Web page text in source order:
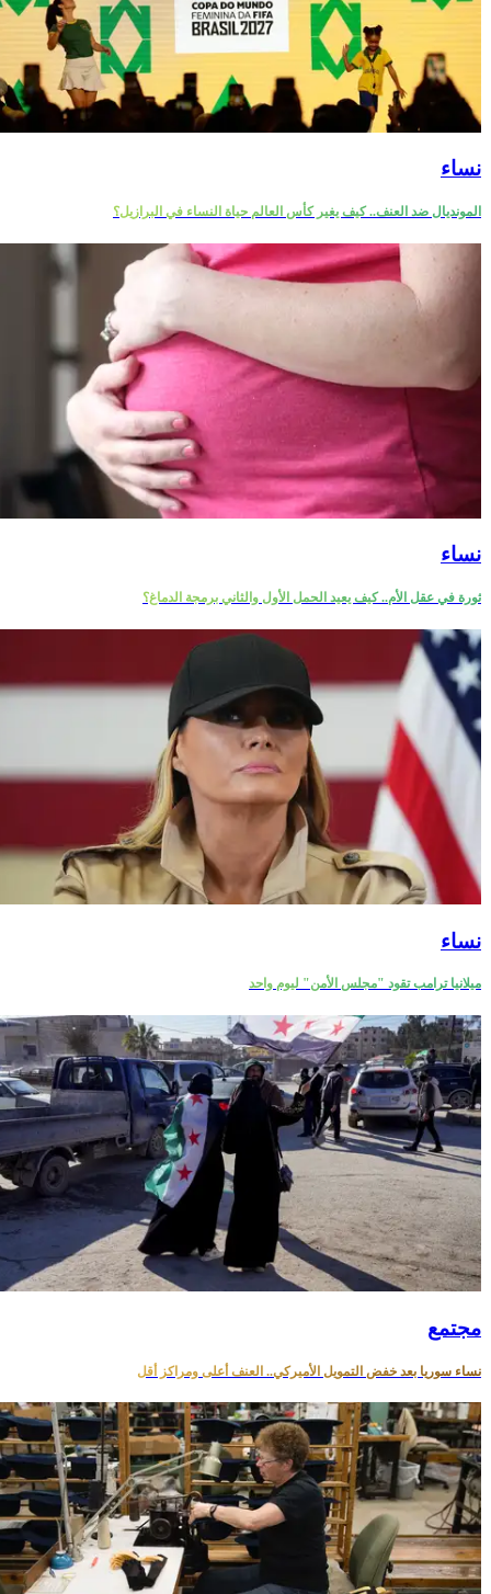
نساء
المونديال ضد العنف.. كيف يغير كأس العالم حياة النساء في البرازيل؟
نساء
ثورة في عقل الأم.. كيف يعيد الحمل الأول والثاني برمجة الدماغ؟
نساء
ميلانيا ترامب تقود "مجلس الأمن" ليوم واحد
مجتمع
نساء سوريا بعد خفض التمويل الأميركي.. العنف أعلى ومراكز أقل